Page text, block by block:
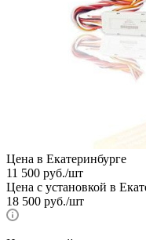
Цена в Екатеринбурге
11 500 руб./шт
Цена с установкой в
18 500 руб./шт